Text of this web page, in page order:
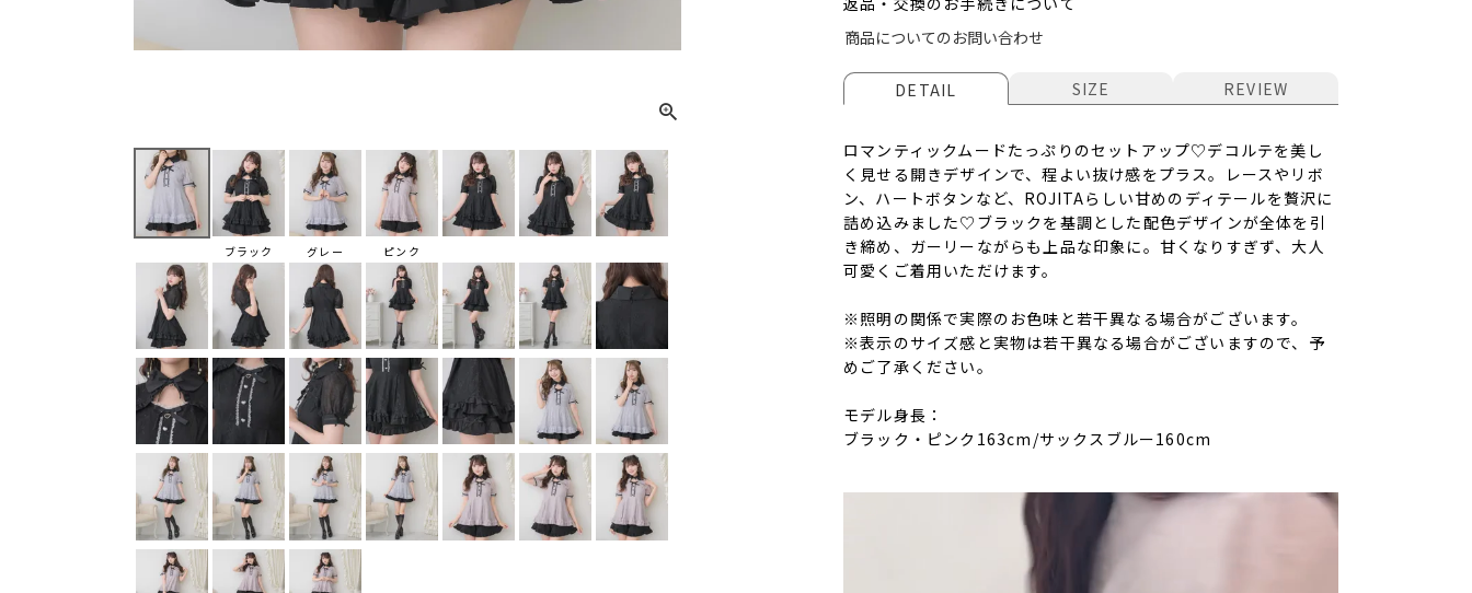
ブラック
ブラック グレー ピンク
商品についてのお問い合わせ
DETAIL SIZE REVIEW
ロマンティックムードたっぷりのセットアップ♡デコルテを美し
く見せる開きデザインで、程よい抜け感をプラス。レースやリボ
ン、ハートボタンなど、ROJITAらしい甘めのディテールを贅沢に
詰め込みました♡ブラックを基調とした配色デザインが全体を引
き締め、ガーリーながらも上品な印象に。甘くなりすぎず、大人
可愛くご着用いただけます。
※照明の関係で実際のお色味と若干異なる場合がございます。
※表示のサイズ感と実物は若干異なる場合がございますので、予
めご了承ください。
モデル身長：
ブラック・ピンク163cm/サックスブルー160cm